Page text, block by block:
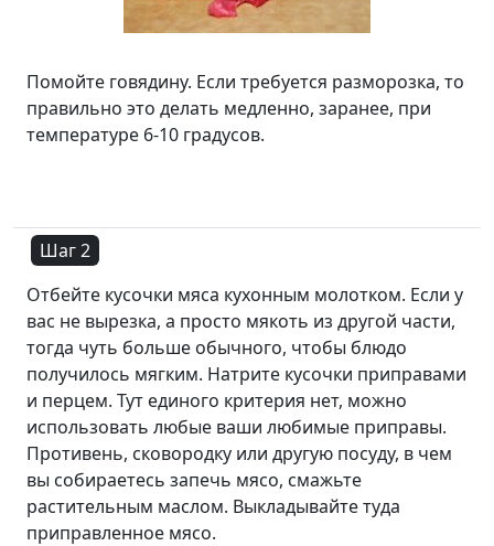
Помойте говядину. Если требуется разморозка, то
правильно это делать медленно, заранее, при
температуре 6-10 градусов.
Шаг 2
Отбейте кусочки мяса кухонным молотком. Если у
вас не вырезка, а просто мякоть из другой части,
тогда чуть больше обычного, чтобы блюдо
получилось мягким. Натрите кусочки приправами
и перцем. Тут единого критерия нет, можно
использовать любые ваши любимые приправы.
Противень, сковородку или другую посуду, в чем
вы собираетесь запечь мясо, смажьте
растительным маслом. Выкладывайте туда
приправленное мясо.